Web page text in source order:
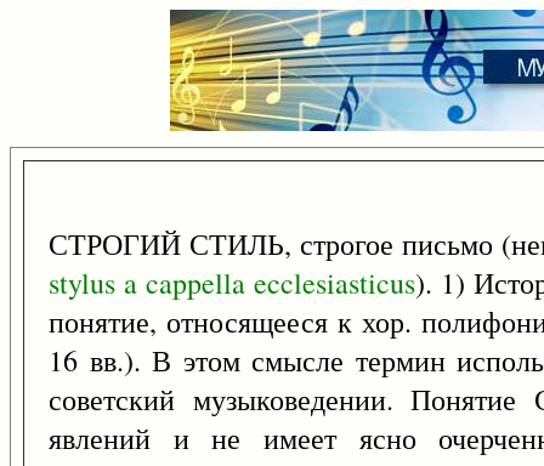
СТРОГИЙ СТИЛЬ, строгое письмо
stylus a cappella ecclesiasticus). 1)
понятие, относящееся к хор.
16 вв.). В этом смысле термин
советский музыковедении.
явлений и не имеет ясно